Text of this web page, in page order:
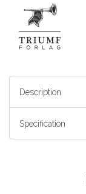
Description
Specification